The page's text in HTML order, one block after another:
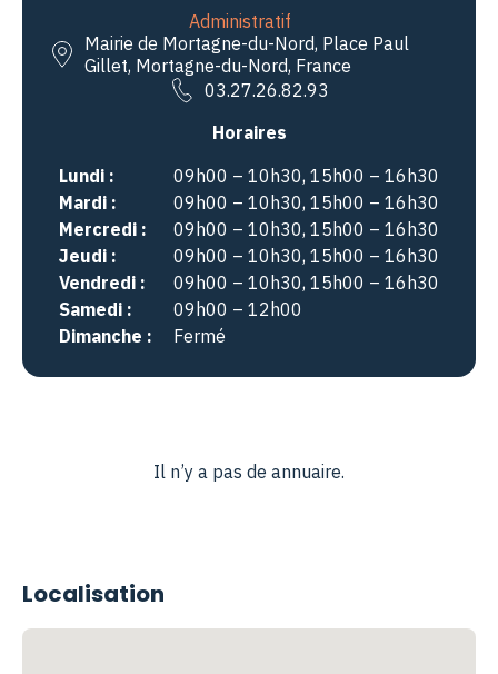
Administratif
Mairie de Mortagne-du-Nord, Place Paul
Gillet, Mortagne-du-Nord, France
03.27.26.82.93
Horaires
Lundi :
09h00 – 10h30, 15h00 – 16h30
Mardi :
09h00 – 10h30, 15h00 – 16h30
Mercredi :
09h00 – 10h30, 15h00 – 16h30
Jeudi :
09h00 – 10h30, 15h00 – 16h30
Vendredi :
09h00 – 10h30, 15h00 – 16h30
Samedi :
09h00 – 12h00
Dimanche :
Fermé
Il n’y a pas de annuaire.
Localisation